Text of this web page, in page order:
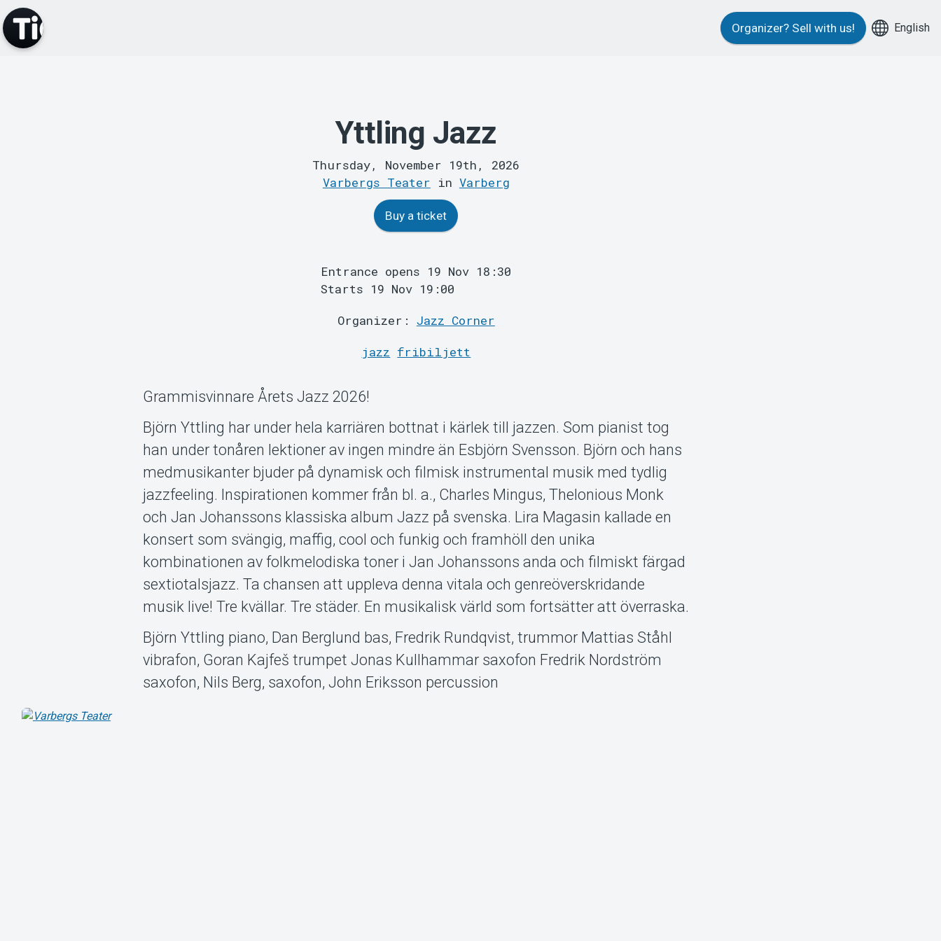
Organizer? Sell with us! English
Yttling Jazz
Thursday, November 19th, 2026
Varbergs Teater in Varberg
Buy a ticket
Entrance opens 19 Nov 18:30
Starts 19 Nov 19:00
Organizer: Jazz Corner
jazz fribiljett
Grammisvinnare Årets Jazz 2026!
Björn Yttling har under hela karriären bottnat i kärlek till jazzen. Som pianist tog
han under tonåren lektioner av ingen mindre än Esbjörn Svensson. Björn och hans
medmusikanter bjuder på dynamisk och filmisk instrumental musik med tydlig
jazzfeeling. Inspirationen kommer från bl. a., Charles Mingus, Thelonious Monk
och Jan Johanssons klassiska album Jazz på svenska. Lira Magasin kallade en
konsert som svängig, maffig, cool och funkig och framhöll den unika
kombinationen av folkmelodiska toner i Jan Johanssons anda och filmiskt färgad
sextiotalsjazz. Ta chansen att uppleva denna vitala och genreöverskridande
musik live! Tre kvällar. Tre städer. En musikalisk värld som fortsätter att överraska.
Björn Yttling piano, Dan Berglund bas, Fredrik Rundqvist, trummor Mattias Ståhl
vibrafon, Goran Kajfeš trumpet Jonas Kullhammar saxofon Fredrik Nordström
saxofon, Nils Berg, saxofon, John Eriksson percussion